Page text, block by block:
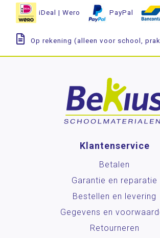
iDeal | Wero PayPal
Op rekening (alleen voor school,
Klantenservice
Betalen
Garantie en reparatie
Bestellen en levering
Gegevens en
Retourneren